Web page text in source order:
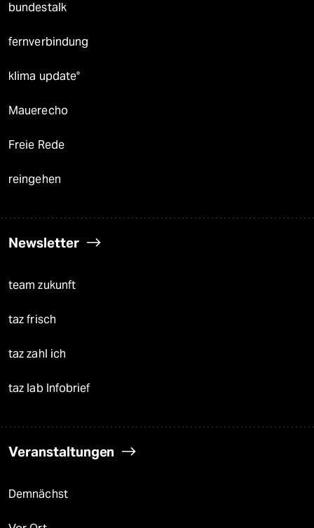
bundestalk
fernverbindung
klima update°
Mauerecho
Freie Rede
reingehen
Newsletter
team zukunft
taz frisch
taz zahl ich
taz lab Infobrief
Veranstaltungen
Demnächst